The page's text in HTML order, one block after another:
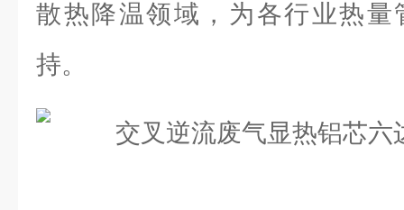
散热降温领域，为各行业热量
持。